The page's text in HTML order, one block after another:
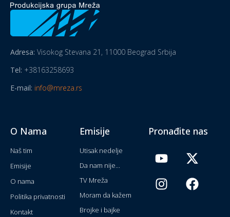
Adresa: Visokog Stevana 21, 11000 Beograd Srbija
Tel: +38163258693
E-mail: info@mreza.rs
O Nama
Naš tim
Emisije
O nama
Politika privatnosti
Kontakt
Emisije
Utisak nedelje
Da nam nije...
TV Mreža
Moram da kažem
Brojke i bajke
Pronađite nas